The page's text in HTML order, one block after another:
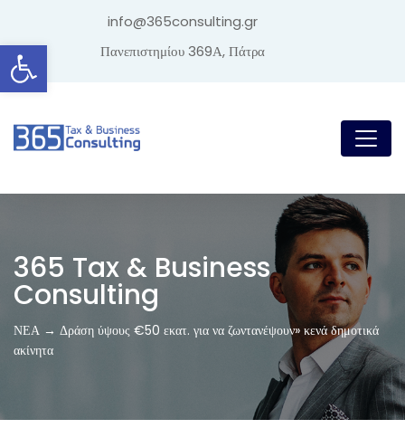
Ανοίξτε τη γραμμή εργαλείων
info@365consulting.gr
Πανεπιστημίου 369Α, Πάτρα
365 Tax & Business
Consulting
ΝΕΑ → Δράση ύψους €50 εκατ. για να ζωντανέψουν» κενά δημοτικά
ακίνητα